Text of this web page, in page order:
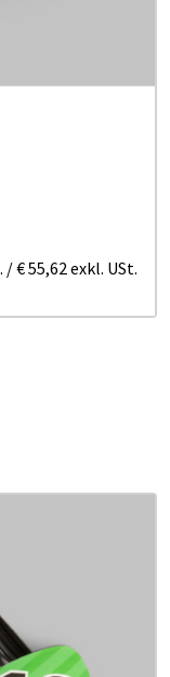
/€ 55,62exkl. USt.